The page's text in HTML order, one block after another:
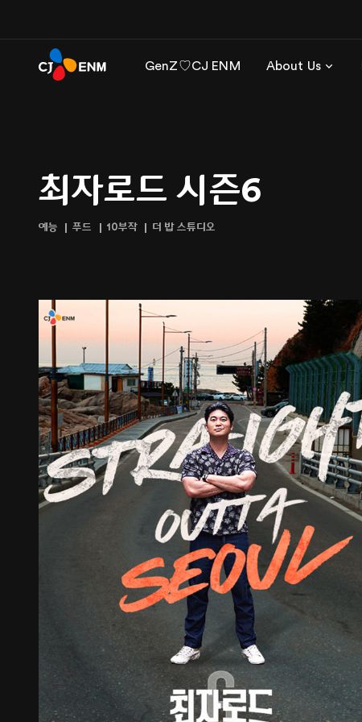
GenZ♡CJ ENM About Us
최자로드 시즌6
예능 푸드 10부작 더 밥 스튜디오